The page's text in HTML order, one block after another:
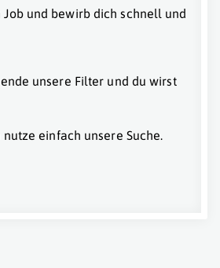
und bewirb dich schnell und
unsere Filter und du wirst
einfach unsere Suche.